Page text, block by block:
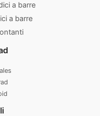
a barre
a barre